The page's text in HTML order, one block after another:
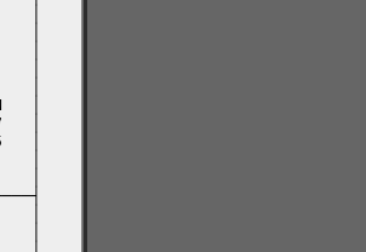
│
│
│
│
│
│
│
│
│
│
│
│